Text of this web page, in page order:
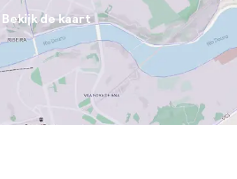
Bekijk de kaart